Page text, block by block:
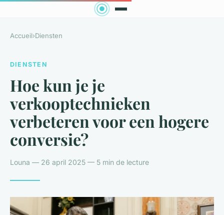
Accueil›Diensten
DIENSTEN
Hoe kun je je
verkooptechnieken
verbeteren voor een hogere
conversie?
Louna — 26 april 2025 — 5 min de lecture